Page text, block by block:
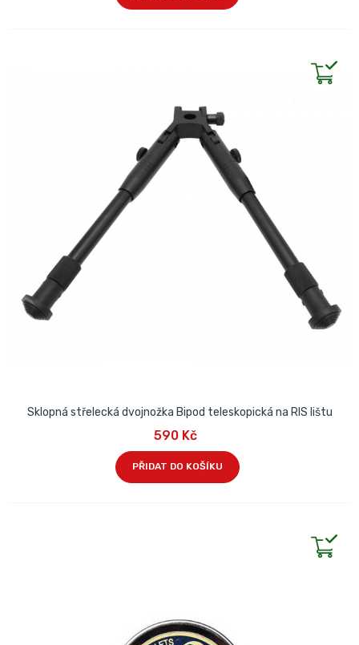
Sklopná střelecká dvojnožka Bipod teleskopická na RIS lištu
590 Kč
PŘIDAT DO KOŠÍKU